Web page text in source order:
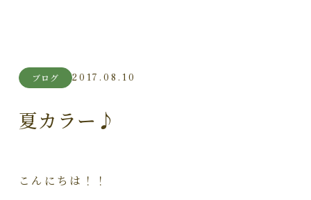
ブログ 2017.08.10
夏カラー♪
こんにちは！！